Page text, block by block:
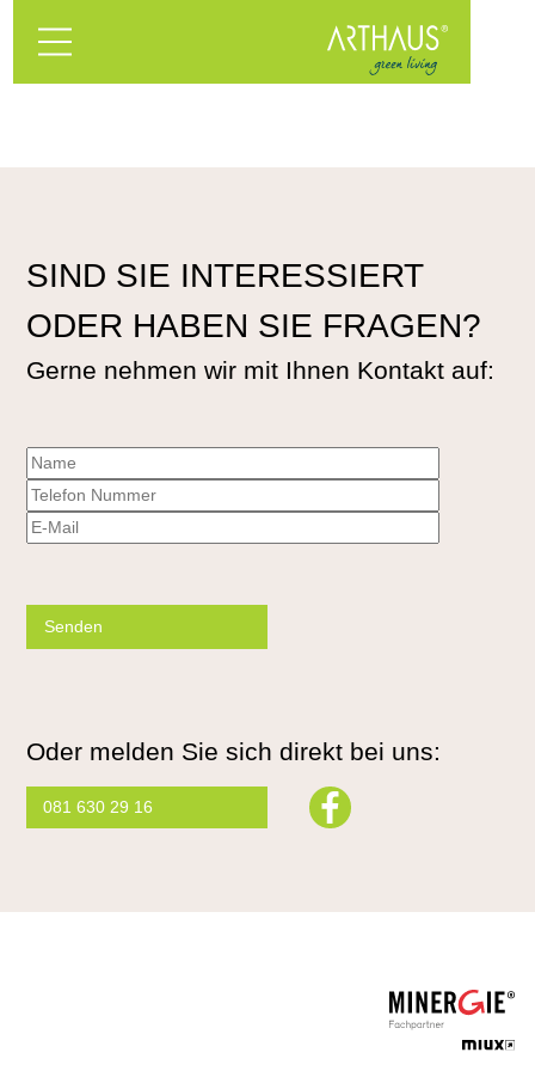
SIND SIE INTERESSIERT
ODER HABEN SIE FRAGEN?
Gerne nehmen wir mit Ihnen Kontakt auf:
leave
this
Oder melden Sie sich direkt bei uns:
081 630 29 16